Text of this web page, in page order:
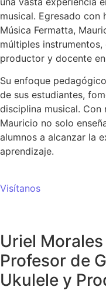
musical. Egresado
Música Fermatta,
múltiples
productor y docente
Su enfoque
de sus estudiantes,
disciplina musical. Con
Mauricio no solo
alumnos a alcanzar la
aprendizaje.
Visítanos
Uriel Morales
Profesor de
Ukulele y